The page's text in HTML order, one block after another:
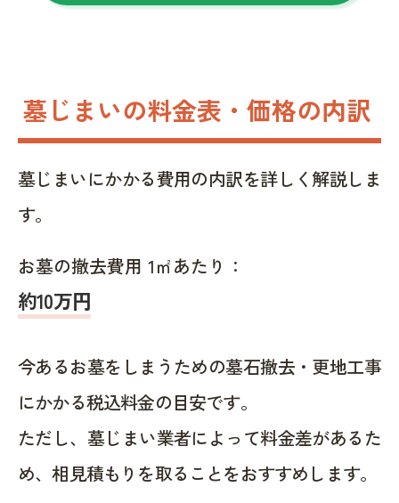
墓じまいの料金表・価格の内訳
墓じまいにかかる費用の内訳を詳しく解説しま
す。
お墓の撤去費用 1㎡あたり：
約10万円
今あるお墓をしまうための墓石撤去・更地工事
にかかる税込料金の目安です。
ただし、墓じまい業者によって料金差があるた
め、相見積もりを取ることをおすすめします。